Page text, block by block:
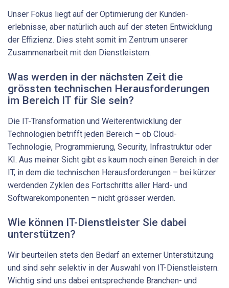
Unser Fokus liegt auf der Optimierung der Kunden­
erlebnisse, aber natürlich auch auf der steten Entwicklung
der Effizienz. Dies steht somit im Zentrum unserer
Zusammenarbeit mit den Dienstleistern.
Was werden in der nächsten Zeit die
grössten technischen Herausforderungen
im Bereich IT für Sie sein?
Die IT-Transformation und Weiterentwicklung der
Technologien betrifft jeden Bereich – ob Cloud-
Technologie, Programmierung, Security, Infrastruktur oder
KI. Aus meiner Sicht gibt es kaum noch einen Bereich in der
IT, in dem die technischen Herausforderungen – bei kürzer
werdenden Zyklen des Fortschritts aller Hard- und
Softwarekomponenten – nicht grösser werden.
Wie können IT-Dienstleister Sie dabei
unterstützen?
Wir beurteilen stets den Bedarf an externer Unterstützung
und sind sehr selektiv in der Auswahl von IT-Dienstleistern.
Wichtig sind uns dabei entsprechende Branchen- und